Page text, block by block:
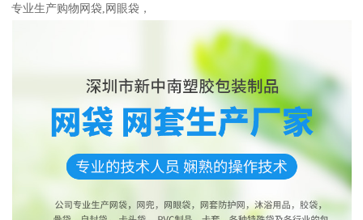
专业生产购物网袋,网眼袋，